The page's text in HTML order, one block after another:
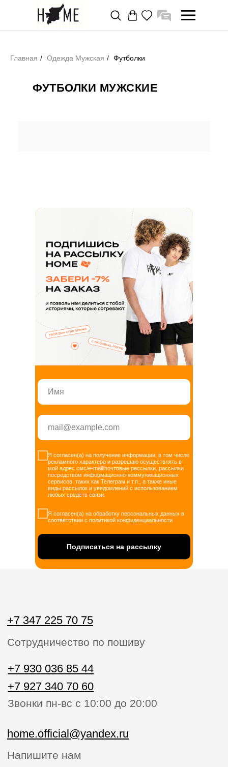
Главная / Одежда Мужская / Футболки
ФУТБОЛКИ МУЖСКИЕ
Я согласен(а) на получение информации, в том числе
рекламного характера и разрешаю осуществлять в
мой адрес смс/e-mail/почтовые рассылки, рассылки
посредством информационно-коммуникационных
сервисов, таких как Телеграм и т.п., а также иные
виды рассылок и уведомлений с использованием
любых средств связи.
Я согласен(а) на обработку персональных данных в
соответствии с политикой конфиденциальности
Подписаться на рассылку
+7 347 225 70 75
Сотрудничество по пошиву
home.official@yandex.ru
Напишите нам
ЗАКАЗАТЬ ЗВОНОК
+7 930 036 85 44
+7 927 340 70 60